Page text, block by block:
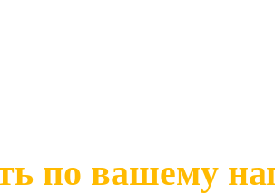
по вашему